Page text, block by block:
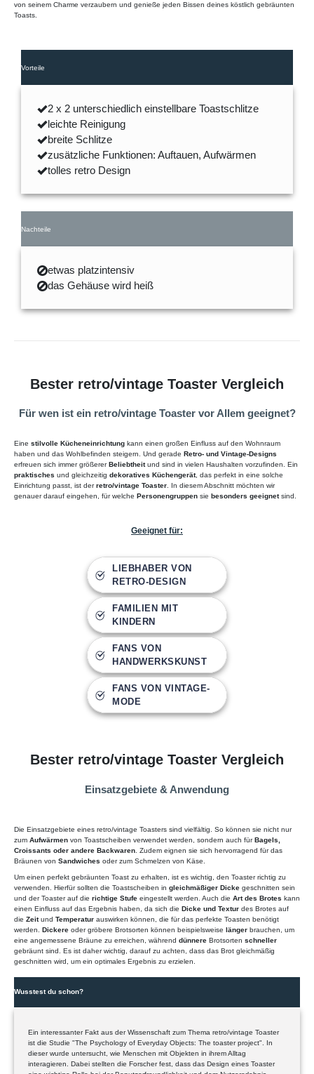
von seinem Charme verzaubern und genieße jeden Bissen deines köstlich gebräunten
Toasts.
Vorteile
2 x 2 unterschiedlich einstellbare Toastschlitze
leichte Reinigung
breite Schlitze
zusätzliche Funktionen: Auftauen, Aufwärmen
tolles retro Design
Nachteile
etwas platzintensiv
das Gehäuse wird heiß
Bester retro/vintage Toaster Vergleich
Für wen ist ein retro/vintage Toaster vor Allem geeignet?
Eine stilvolle Kücheneinrichtung kann einen großen Einfluss auf den Wohnraum
haben und das Wohlbefinden steigern. Und gerade Retro- und Vintage-Designs
erfreuen sich immer größererBeliebtheitund sind in vielen Haushalten vorzufinden. Ein
praktisches und gleichzeitig dekoratives Küchengerät, das perfekt in eine solche
Einrichtung passt, ist derretro/vintage Toaster . In diesem Abschnitt möchten wir
genauer darauf eingehen, für welche Personengruppen sie besonders geeignetsind.
Geeignet für:
LIEBHABER VON
RETRO-DESIGN
FAMILIEN MIT
KINDERN
FANS VON
HANDWERKSKUNST
FANS VON VINTAGE-
MODE
Bester retro/vintage Toaster Vergleich
Einsatzgebiete & Anwendung
Die Einsatzgebiete eines retro/vintage Toasters sind vielfältig. So können sie nicht nur
zum Aufwärmen von Toastscheiben verwendet werden, sondern auch fürBagels,
Croissants oder andere Backwaren . Zudem eignen sie sich hervorragend für das
Bräunen von Sandwiches oder zum Schmelzen von Käse.
Um einen perfekt gebräunten Toast zu erhalten, ist es wichtig, den Toaster richtig zu
verwenden. Hierfür sollten die Toastscheiben in gleichmäßiger Dicke geschnitten sein
und der Toaster auf die richtige Stufe eingestellt werden. Auch die Art des Brotes kann
einen Einfluss auf das Ergebnis haben, da sich die Dicke und Textur des Brotes auf
die Zeitund Temperatur auswirken können, die für das perfekte Toasten benötigt
werden. Dickere oder gröbere Brotsorten können beispielsweise länger brauchen, um
eine angemessene Bräune zu erreichen, während dünnere Brotsorten schneller
gebräunt sind. Es ist daher wichtig, darauf zu achten, dass das Brot gleichmäßig
geschnitten wird, um ein optimales Ergebnis zu erzielen.
Wusstest du schon?
Ein interessanter Fakt aus der Wissenschaft zum Thema retro/vintage Toaster
ist die Studie "The Psychology of Everyday Objects: The toaster project". In
dieser wurde untersucht, wie Menschen mit Objekten in ihrem Alltag
interagieren. Dabei stellten die Forscher fest, dass das Design eines Toaster